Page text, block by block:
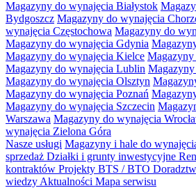
Magazyny do wynajęcia Białystok
Bydgoszcz Magazyny do wynajęcia
wynajęcia Częstochowa Magazyny do
Magazyny do wynajęcia Gdynia
Magazyny do wynajęcia Kielce
Magazyny do wynajęcia Lublin
Magazyny do wynajęcia Olsztyn
Magazyny do wynajęcia Poznań
Magazyny do wynajęcia Szczecin
Warszawa Magazyny do wynajęcia
wynajęcia Zielona Góra
Nasze usługi Magazyny i hale do
sprzedaż Działki i grunty inwestycyjne
kontraktów Projekty BTS / BTO
wiedzy Aktualności Mapa serwisu